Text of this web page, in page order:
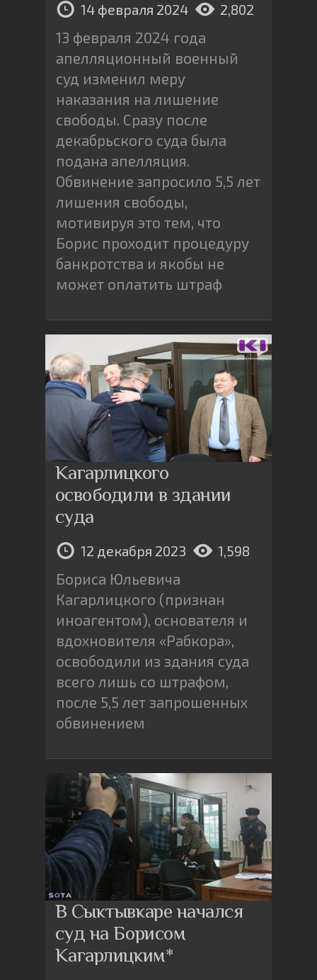
14 февраля 2024 2,802
13 февраля 2024 года
апелляционный военный
суд изменил меру
наказания на лишение
свободы. Сразу после
декабрьского суда была
подана апелляция.
Обвинение запросило 5,5 лет
лишения свободы,
мотивируя это тем, что
Борис проходит процедуру
банкротства и якобы не
может оплатить штраф
Кагарлицкого
освободили в здании
суда
12 декабря 2023 1,598
Бориса Юльевича
Кагарлицкого (признан
иноагентом), основателя и
вдохновителя «Рабкора»,
освободили из здания суда
всего лишь со штрафом,
после 5,5 лет запрошенных
обвинением
В Сыктывкаре начался
суд на Борисом
Кагарлицким*